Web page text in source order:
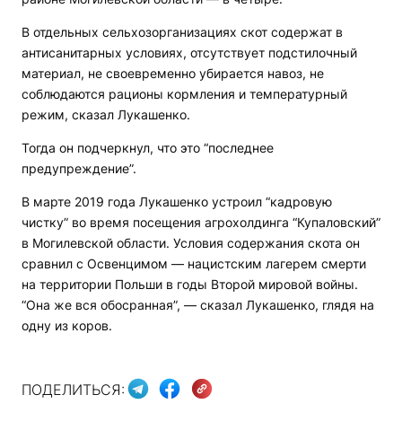
В отдельных сельхозорганизациях скот содержат в
антисанитарных условиях, отсутствует подстилочный
материал, не своевременно убирается навоз, не
соблюдаются рационы кормления и температурный
режим, сказал Лукашенко.
Тогда он подчеркнул, что это “последнее
предупреждение”.
В марте 2019 года Лукашенко устроил “кадровую
чистку” во время посещения агрохолдинга “Купаловский”
в Могилевской области. Условия содержания скота он
сравнил с Освенцимом — нацистским лагерем смерти
на территории Польши в годы Второй мировой войны.
“Она же вся обосранная”, — сказал Лукашенко, глядя на
одну из коров.
ПОДЕЛИТЬСЯ: